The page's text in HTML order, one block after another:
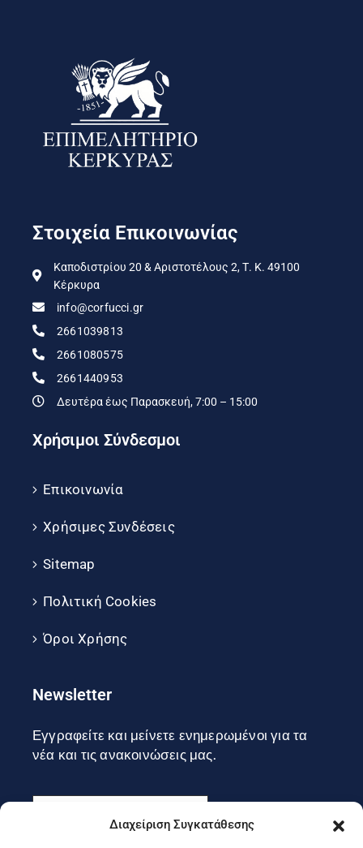
Διαχείριση Συγκατάθεσης
Στοιχεία Επικοινωνίας
Καποδιστρίου 20 & Αριστοτέλους 2, Τ. Κ. 49100
Κέρκυρα
info@corfucci.gr
2661039813
2661080575
2661440953
Δευτέρα έως Παρασκευή, 7:00 – 15:00
Χρήσιμοι Σύνδεσμοι
Επικοινωνία
Χρήσιμες Συνδέσεις
Sitemap
Πολιτική Cookies
Όροι Χρήσης
Newsletter
Εγγραφείτε και μείνετε ενημερωμένοι για τα
νέα και τις ανακοινώσεις μας.